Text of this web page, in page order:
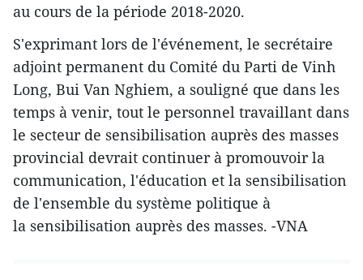
au cours de la période 2018-2020.
S'exprimant lors de l'événement, le secrétaire
adjoint permanent du Comité du Parti de Vinh
Long, Bui Van Nghiem, a souligné que dans les
temps à venir, tout le personnel travaillant dans
le secteur de sensibilisation auprès des masses
provincial devrait continuer à promouvoir la
communication, l'éducation et la sensibilisation
de l'ensemble du système politique à
la sensibilisation auprès des masses. -VNA